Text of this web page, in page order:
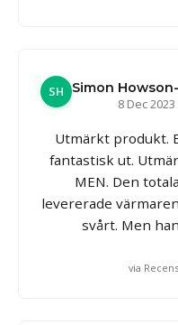
SH Simon
8 Dec 2023
Utmärkt produkt.
fantastisk ut.
MEN. Den
levererade
svårt. Men
via